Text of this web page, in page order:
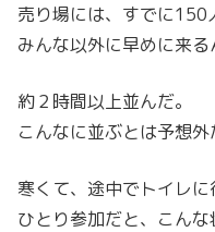
売り場には、すでに150
みんな以外に早めに来る
約２時間以上並んだ。
こんなに並ぶとは予想外
寒くて、途中でトイレ
ひとり参加だと、こんな